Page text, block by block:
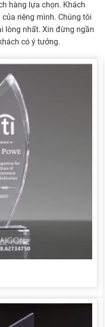
hàng lựa chọn. Khách
riêng mình. Chúng tôi
lòng nhất. Xin đừng ngần
có ý tưởng.